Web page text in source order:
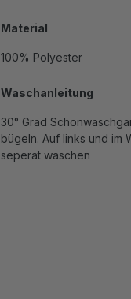
Material
100% Polyester
Waschanleitung
30° Grad
bügeln. Auf links und im
seperat waschen